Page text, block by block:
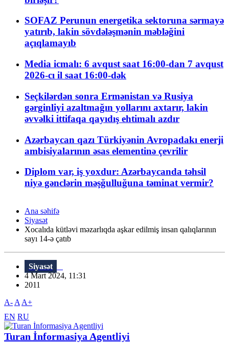
SOFAZ Perunun energetika sektoruna sərmayə
yatırıb, lakin sövdələşmənin məbləğini
açıqlamayıb
Media icmalı: 6 avqust saat 16:00-dan 7 avqust
2026-cı il saat 16:00-dək
Seçkilərdən sonra Ermənistan və Rusiya
gərginliyi azaltmağın yollarını axtarır, lakin
əvvəlki ittifaqa qayıdış ehtimalı azdır
Azərbaycan qazı Türkiyənin Avropadakı enerji
ambisiyalarının əsas elementinə çevrilir
Diplom var, iş yoxdur: Azərbaycanda təhsil
niyə gənclərin məşğulluğuna təminat vermir?
Ana səhifə
Siyasət
Xocalıda kütləvi məzarlıqda aşkar edilmiş insan qalıqlarının
sayı 14-ə çatıb
Siyasət
4 Mart 2024, 11:31
2011
A- A A+
EN RU
Turan İnformasiya Agentliyi